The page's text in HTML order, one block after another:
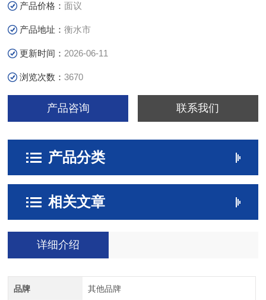
产品价格：面议
产品地址：衡水市
更新时间： 2026-06-11
浏览次数：3670
产品咨询 联系我们
产品分类
相关文章
详细介绍
品牌 其他品牌